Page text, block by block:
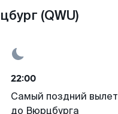
(QWU)
22:00
Самый поздний вылет
до Вюрцбурга